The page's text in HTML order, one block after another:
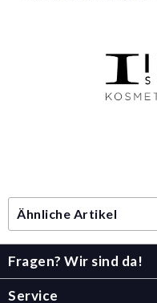
Ähnliche Artikel
Fragen? Wir sind da!
Service